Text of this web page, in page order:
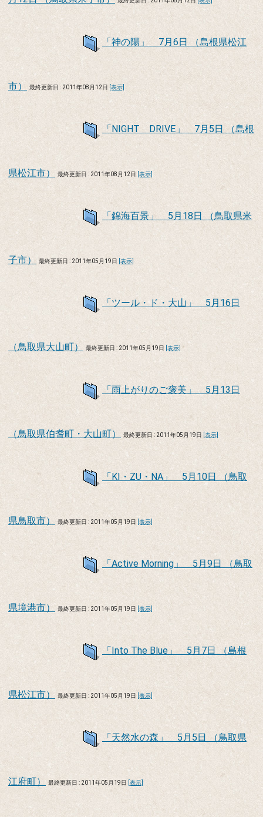
「神の陽」 7月6日 （島根県松江
市） 最終更新日 : 2011年08月12日 [表示]
「NIGHT DRIVE」 7月5日 （島根
県松江市） 最終更新日 : 2011年08月12日 [表示]
「錦海百景」 5月18日 （鳥取県米
子市） 最終更新日 : 2011年05月19日 [表示]
「ツール・ド・大山」 5月16日
（鳥取県大山町） 最終更新日 : 2011年05月19日 [表示]
「雨上がりのご褒美」 5月13日
（鳥取県伯耆町・大山町） 最終更新日 : 2011年05月19日 [表示]
「KI・ZU・NA」 5月10日 （鳥取
県鳥取市） 最終更新日 : 2011年05月19日 [表示]
「Active Morning」 5月9日 （鳥取
県境港市） 最終更新日 : 2011年05月19日 [表示]
「Into The Blue」 5月7日 （島根
県松江市） 最終更新日 : 2011年05月19日 [表示]
「天然水の森」 5月5日 （鳥取県
江府町） 最終更新日 : 2011年05月19日 [表示]